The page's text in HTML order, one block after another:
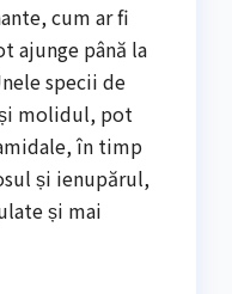
cum ar fi
ajunge până la
specii de
molidul, pot
în timp
și ienupărul,
și mai